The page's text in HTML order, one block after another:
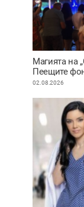
Магията на
Пеещите
историята
02.08.2026